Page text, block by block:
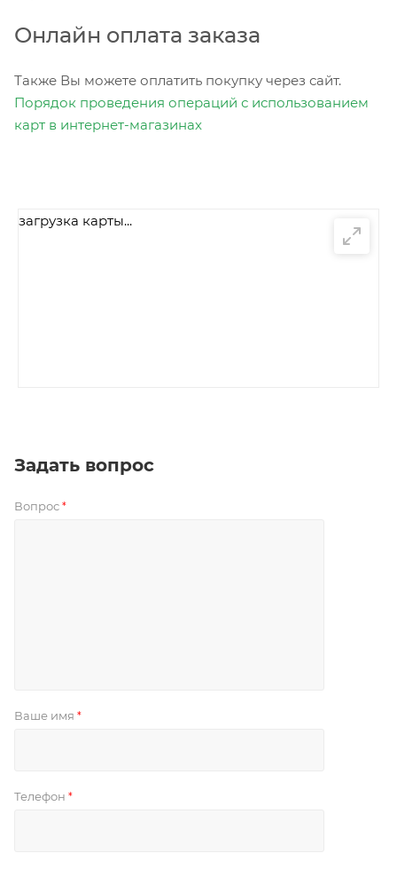
Онлайн оплата заказа
Также Вы можете оплатить покупку через сайт.
Порядок проведения операций с использованием
карт в интернет-магазинах
загрузка карты...
Задать вопрос
Вопрос *
Ваше имя *
Телефон *